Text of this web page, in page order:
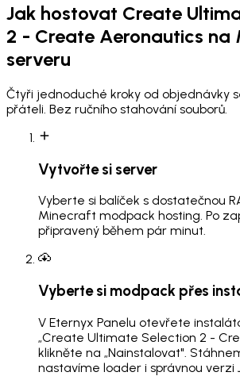
Jak hostovat Create
2 - Create Aeronautics na
serveru
Čtyři jednoduché kroky od objednávky
přáteli. Bez ručního stahování souborů.
Vytvořte si server
Vyberte si balíček s dostatečnou
Minecraft modpack hosting. Po
připravený během pár minut.
Vyberte si modpack přes
V Eternyx Panelu otevřete
„Create Ultimate Selection 2 -
klikněte na „Nainstalovat".
nastavíme loader i správnou verzi